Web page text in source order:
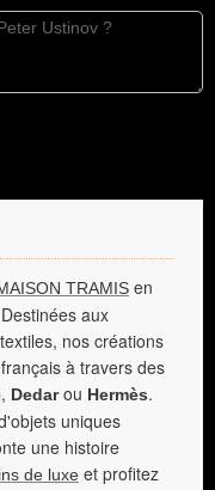
TRAMIS en
aux
nos créations
à travers des
, Dedarou Hermès.
uniques
une histoire
de luxe et profitez